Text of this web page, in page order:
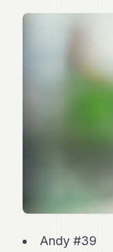
Andy
Andy
Andy
28
Andy #39